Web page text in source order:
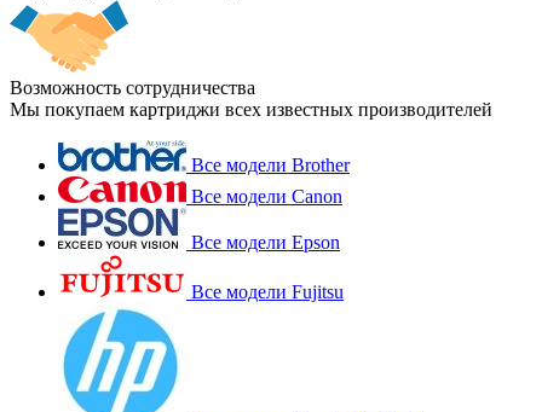
Возможность сотрудничества
Мы покупаем картриджи всех известных производителей
Все модели Brother
Все модели Canon
Все модели Epson
Все модели Fujitsu